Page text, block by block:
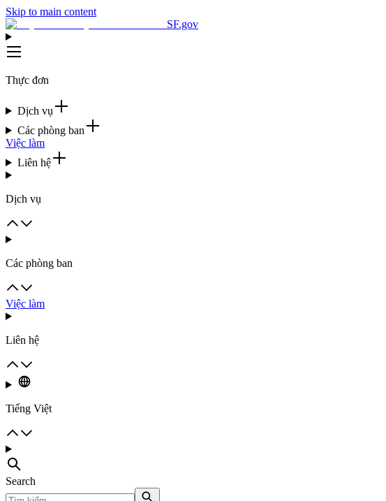
Skip to main content
SF.gov
Thực đơn
Dịch vụ
Các phòng ban
Việc làm
Liên hệ
Dịch vụ
Các phòng ban
Việc làm
Liên hệ
Tiếng Việt
Search